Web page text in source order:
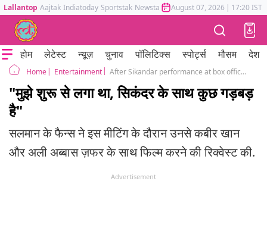
Lallantop Aajtak Indiatoday Sportstak Newstak Mumbai Tak Astrotak
August 07, 2026 | 17:20 IST
होम लेटेस्ट न्यूज़ चुनाव पॉलिटिक्स स्पोर्ट्स मौसम देश
Home Entertainment After Sikandar performance at box office Salman Khan tells his fans He knew from the beginning something is wrong with the film
"मुझे शुरू से लगा था, सिकंदर के साथ कुछ गड़बड़
है"
सलमान के फैन्स ने इस मीटिंग के दौरान उनसे कबीर खान
और अली अब्बास ज़फर के साथ फिल्म करने की रिक्वेस्ट की.
Advertisement